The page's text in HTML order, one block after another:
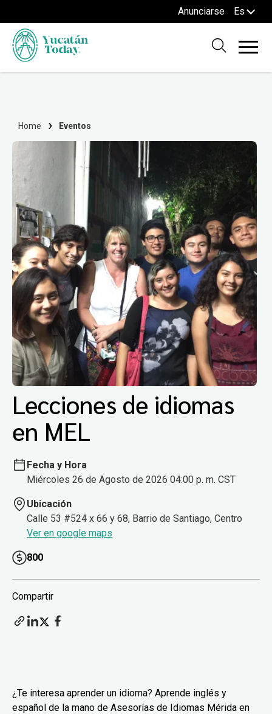
Anunciarse Es
Home Eventos
Lecciones de idiomas
en MEL
Fecha y Hora
Miércoles 26 de Agosto de 2026 04:00 p. m. CST
Ubicación
Calle 53 #524 x 66 y 68, Barrio de Santiago, Centro
Ver en google maps
800
Compartir
¿Te interesa aprender un idioma? Aprende inglés y
español de la mano de Asesorías de Idiomas Mérida en